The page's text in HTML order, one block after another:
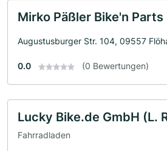
Mirko Päßler Bike'n Parts
Augustusburger Str. 104, 09557
0.0 (0 Bewertungen)
Lucky Bike.de GmbH (L.
Fahrradladen